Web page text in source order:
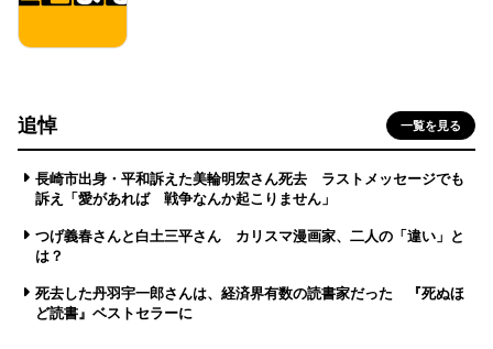
追悼 一覧を見る
長崎市出身・平和訴えた美輪明宏さん死去 ラストメッセージでも
訴え「愛があれば 戦争なんか起こりません」
つげ義春さんと白土三平さん カリスマ漫画家、二人の「違い」と
は？
死去した丹羽宇一郎さんは、経済界有数の読書家だった 『死ぬほ
ど読書』ベストセラーに